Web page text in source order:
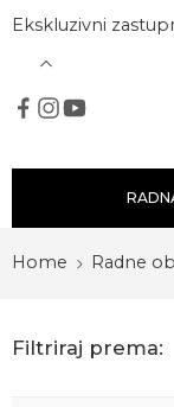
Ekskluzivni
Home Radne
Filtriraj prema: